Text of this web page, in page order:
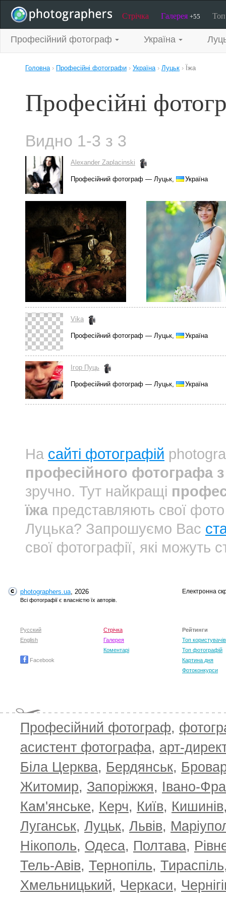
Стрічка Галерея +55
Професійний фотограф Україна
Головна› Професійні фотографи › Україна› Луцьк › Їжа
Професійні
Видно 1-3 з 3
Alexander Zaplacinski
Професійний фотограф — Луцьк, Україна
Vika
Професійний фотограф — Луцьк, Україна
Ігор Пуць
Професійний фотограф — Луцьк, Україна
На сайті фотографій
професійного фотографа
зручно. Тут найкращі
їжапредставляють свої
Луцька? Запрошуємо Вас
свої фотографії, які
photographers.ua, 2026
Всі фотографії є власністю їх авторів.
Електронна
Русский
English
Facebook
Стрічка
Галерея
Коментарі
Рейтинги
Топ користувачів
Топ фотографій
Картина дня
Фотоконкурси
Професійний фотограф,
асистент фотографа, арт-
Біла Церква, Бердянськ,
Житомир, Запоріжжя, Івано-
Кам'янське, Керч, Київ, Кишинів
Луганськ, Луцьк, Львів,
Нікополь, Одеса, Полтава,
Тель-Авів, Тернопіль, Тираспіль
Хмельницький, Черкаси,